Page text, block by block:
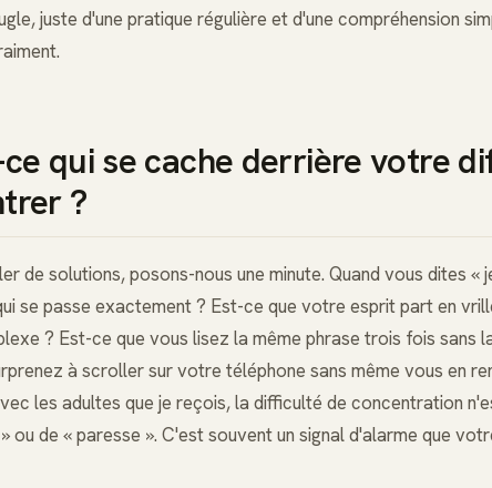
juste d'une pratique régulière et d'une compréhension
qui se cache derrière votre
?
de solutions, posons-nous une minute. Quand vous dites
se passe exactement ? Est-ce que votre esprit part en
? Est-ce que vous lisez la même phrase trois fois sans
à scroller sur votre téléphone sans même vous en
les adultes que je reçois, la difficulté de concentration
ou de « paresse ». C'est souvent un signal d'alarme que